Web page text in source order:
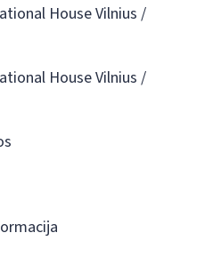
House Vilnius /
House Vilnius /